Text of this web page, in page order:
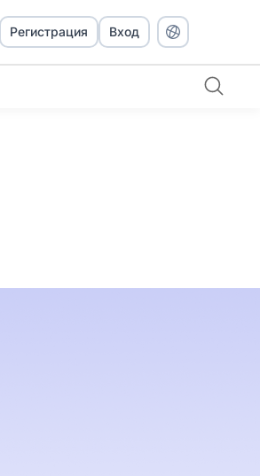
Регистрация Вход